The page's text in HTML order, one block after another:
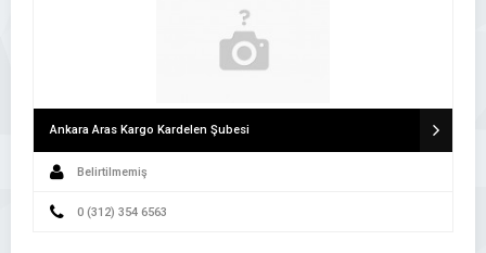
Ankara Aras Kargo Kardelen Şubesi
Belirtilmemiş
0 (312) 354 6563